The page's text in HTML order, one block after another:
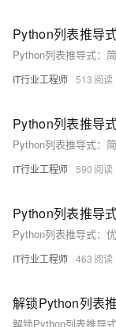
Python列表推导
Python列表推导式：
IT行业工程师 513
Python列表推导
Python列表推导式：
IT行业工程师 590
Python列表推导
Python列表推导式：
IT行业工程师 463
解锁Python列表
解锁Python列表推导